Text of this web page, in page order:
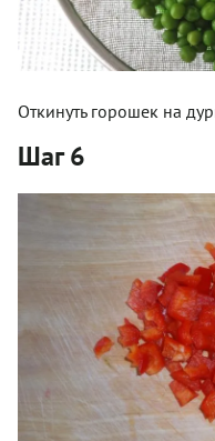
Откинуть горошек на
Шаг 6